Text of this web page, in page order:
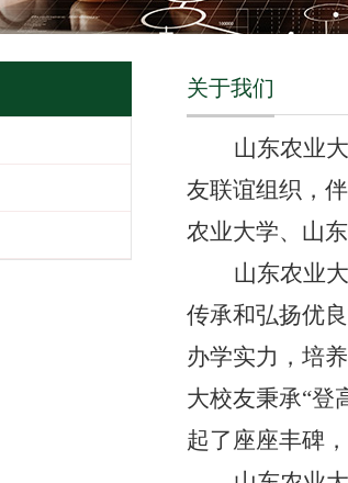
关于我们
山东农业
友联谊组织，
农业大学、山
山东农业
传承和弘扬优
办学实力，培
大校友秉承“登
起了座座丰碑